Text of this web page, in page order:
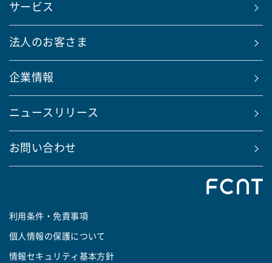
サービス
法人のお客さま
企業情報
ニュースリリース
お問い合わせ
利用条件・免責事項
個人情報の保護について
情報セキュリティ基本方針